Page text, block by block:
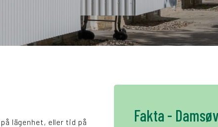
NL UK CH
lägenhet, eller tid på
Fakta -